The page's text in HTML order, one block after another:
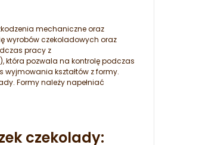
mechaniczne oraz
wyrobów czekoladowych oraz
pracy z
która pozwala na kontrolę podczas
wyjmowania kształtów z formy.
Formy należy napełniać
czekolady: